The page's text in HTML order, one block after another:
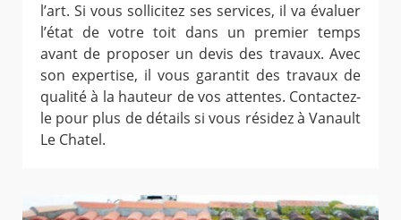
l’art. Si vous sollicitez ses services, il va évaluer
l’état de votre toit dans un premier temps
avant de proposer un devis des travaux. Avec
son expertise, il vous garantit des travaux de
qualité à la hauteur de vos attentes. Contactez-
le pour plus de détails si vous résidez à Vanault
Le Chatel.